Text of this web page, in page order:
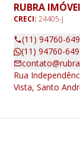
RUBRA
CRECI: 24405-J
(11) 94760-
(11) 94760-
Rua
Vista, Santo